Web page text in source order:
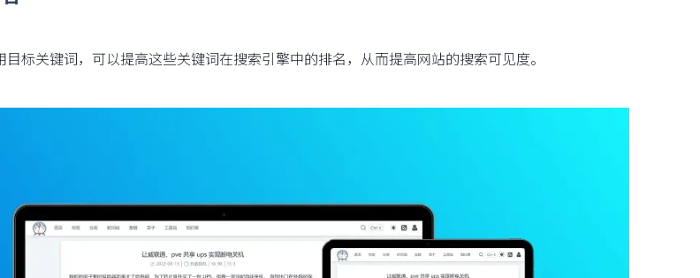
标关键词，可以提高这些关键词在搜索引擎中的排名，从而提高网站的搜索可见度。